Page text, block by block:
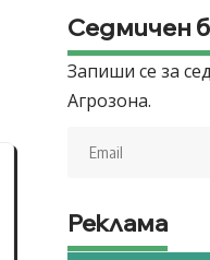
Седмичен
Запиши се за
Агрозона.
Реклама